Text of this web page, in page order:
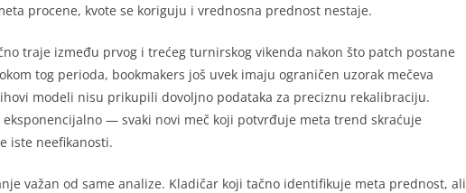
procene, kvote se koriguju i vrednosna prednost nestaje.
traje između prvog i trećeg turnirskog vikenda nakon što patch postane
tog perioda, bookmakers još uvek imaju ograničen uzorak mečeva
modeli nisu prikupili dovoljno podataka za preciznu rekalibraciju.
eksponencijalno — svaki novi meč koji potvrđuje meta trend skraćuje
iste neefikanosti.
važan od same analize. Kladičar koji tačno identifikuje meta prednost, ali